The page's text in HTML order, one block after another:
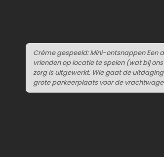
Crème gespeeld: Mini-ontsnappen
vrienden op locatie te spelen (wat bij
zorg is uitgewerkt. Wie gaat de
grote parkeerplaats voor de